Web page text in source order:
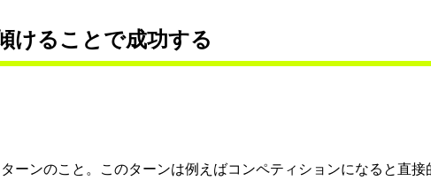
けることで成功する
ーンのこと。このターンは例えばコンペティションになると直接